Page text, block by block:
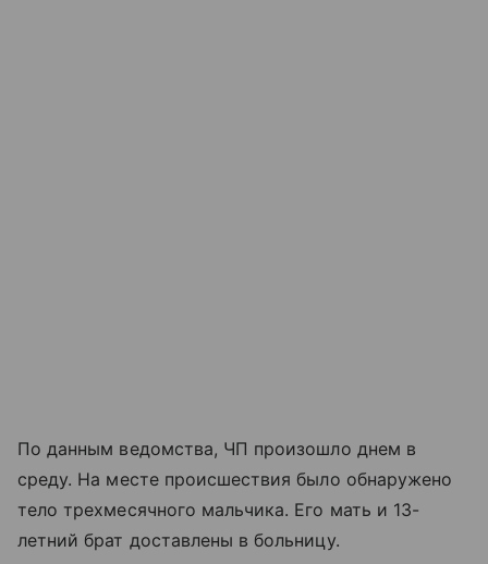
По данным ведомства, ЧП произошло днем в
среду. На месте происшествия было обнаружено
тело трехмесячного мальчика. Его мать и 13-
летний брат доставлены в больницу.